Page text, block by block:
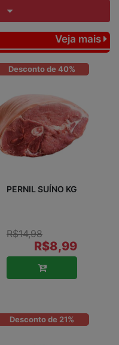
Veja mais
Desconto de 40%
PERNIL SUÍNO KG
R$14,98
R$8,99
Desconto de 21%